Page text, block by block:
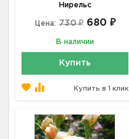
Нирельс
Цена: 730 ₽ 680 ₽
В наличии
Купить
Купить в 1 клик